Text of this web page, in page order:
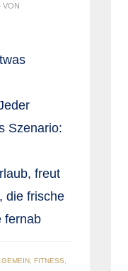
VON
Szenario:
freut
die frische
fernab
FITNESS